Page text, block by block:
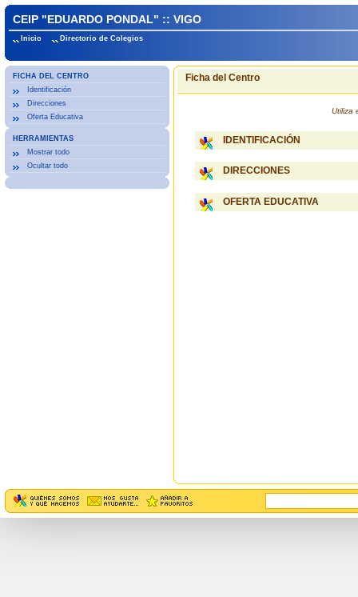
CEIP "EDUARDO PONDAL" :: VIGO
Inicio Directorio de Colegios
FICHA DEL CENTRO
Identificación
Direcciones
Oferta Educativa
HERRAMIENTAS
Mostrar todo
Ocultar todo
Ficha del Centro
Utiliza
IDENTIFICACIÓN
DIRECCIONES
OFERTA EDUCATIVA